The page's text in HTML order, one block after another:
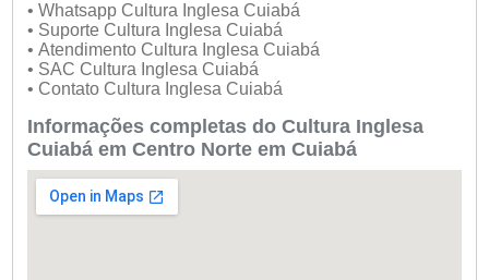
• Whatsapp Cultura Inglesa Cuiabá
• Suporte Cultura Inglesa Cuiabá
• Atendimento Cultura Inglesa Cuiabá
• SAC Cultura Inglesa Cuiabá
• Contato Cultura Inglesa Cuiabá
Informações completas do Cultura Inglesa
Cuiabá em Centro Norte em Cuiabá